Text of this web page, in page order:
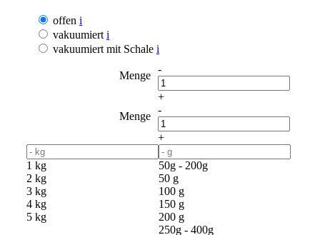
offen i
vakuumiert i
vakuumiert mit Schale i
-
+
Menge
-
+
Menge
50g - 200g
50 g
100 g
150 g
200 g
250g - 400g
1 kg
2 kg
3 kg
4 kg
5 kg